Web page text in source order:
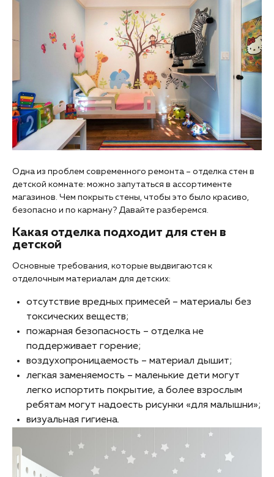
Одна из проблем современного ремонта – отделка стен в
детской комнате: можно запутаться в ассортименте
магазинов. Чем покрыть стены, чтобы это было красиво,
безопасно и по карману? Давайте разберемся.
Какая отделка подходит для стен в
детской
Основные требования, которые выдвигаются к
отделочным материалам для детских:
отсутствие вредных примесей – материалы без
токсических веществ;
пожарная безопасность – отделка не
поддерживает горение;
воздухопроницаемость – материал дышит;
легкая заменяемость – маленькие дети могут
легко испортить покрытие, а более взрослым
ребятам могут надоесть рисунки «для малышни»;
визуальная гигиена.